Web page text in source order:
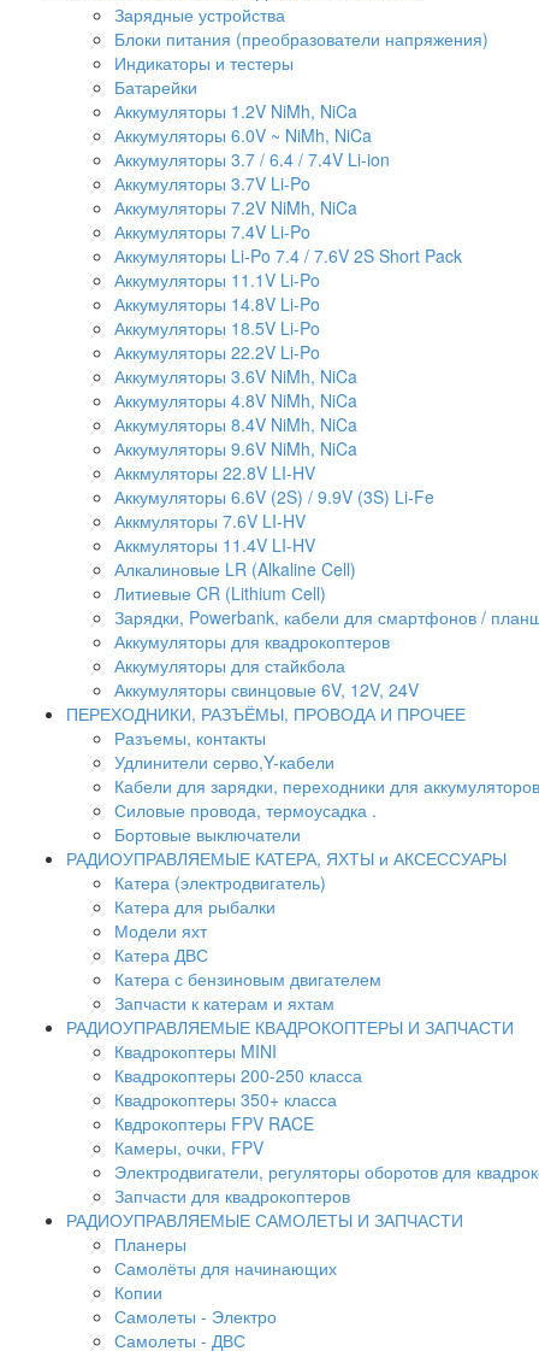
Зарядные устройства
Блоки питания (преобразователи напряжения)
Индикаторы и тестеры
Батарейки
Аккумуляторы 1.2V NiMh, NiCa
Аккумуляторы 6.0V ~ NiMh, NiCa
Аккумуляторы 3.7 / 6.4 / 7.4V Li-ion
Аккумуляторы 3.7V Li-Po
Аккумуляторы 7.2V NiMh, NiCa
Аккумуляторы 7.4V Li-Po
Аккумуляторы Li-Po 7.4 / 7.6V 2S Short Pack
Аккумуляторы 11.1V Li-Po
Аккумуляторы 14.8V Li-Po
Аккумуляторы 18.5V Li-Po
Аккумуляторы 22.2V Li-Po
Аккумуляторы 3.6V NiMh, NiCa
Аккумуляторы 4.8V NiMh, NiCa
Аккумуляторы 8.4V NiMh, NiCa
Аккумуляторы 9.6V NiMh, NiCa
Аккмуляторы 22.8V LI-HV
Аккумуляторы 6.6V (2S) / 9.9V (3S) Li-Fe
Аккмуляторы 7.6V LI-HV
Аккмуляторы 11.4V LI-HV
Алкалиновые LR (Alkaline Cell)
Литиевые CR (Lithium Сell)
Зарядки, Powerbank, кабели для смартфонов /
Аккумуляторы для квадрокоптеров
Аккумуляторы для стайкбола
Аккумуляторы свинцовые 6V, 12V, 24V
ПЕРЕХОДНИКИ, РАЗЪЁМЫ, ПРОВОДА И ПРОЧЕЕ
Разъемы, контакты
Удлинители серво,Y-кабели
Кабели для зарядки, переходники для аккумуляторов
Силовые провода, термоусадка .
Бортовые выключатели
РАДИОУПРАВЛЯЕМЫЕ КАТЕРА, ЯХТЫ и АКСЕССУАРЫ
Катера (электродвигатель)
Катера для рыбалки
Модели яхт
Катера ДВС
Катера с бензиновым двигателем
Запчасти к катерам и яхтам
РАДИОУПРАВЛЯЕМЫЕ КВАДРОКОПТЕРЫ И ЗАПЧАСТИ
Квадрокоптеры MINI
Квадрокоптеры 200-250 класса
Квадрокоптеры 350+ класса
Квдрокоптеры FPV RACE
Камеры, очки, FPV
Электродвигатели, регуляторы оборотов для
Запчасти для квадрокоптеров
РАДИОУПРАВЛЯЕМЫЕ САМОЛЕТЫ И ЗАПЧАСТИ
Планеры
Самолёты для начинающих
Копии
Самолеты - Электро
Самолеты - ДВС